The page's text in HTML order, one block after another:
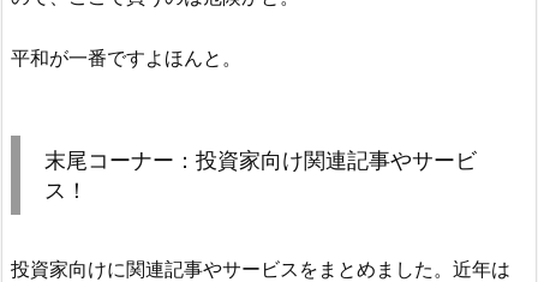
平和が一番ですよほんと。
末尾コーナー：投資家向け関連記事やサービ
ス！
投資家向けに関連記事やサービスをまとめました。近年は